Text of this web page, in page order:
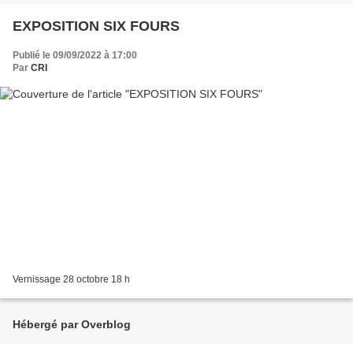
EXPOSITION SIX FOURS
Publié le 09/09/2022 à 17:00
Par CRI
Vernissage 28 octobre 18 h
Hébergé par Overblog